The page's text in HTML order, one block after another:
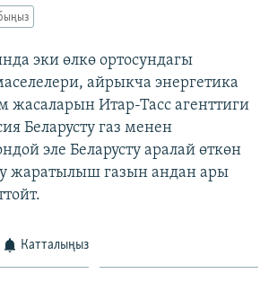
эки өлкө ортосундагы
айрыкча энергетика
жасаларын Итар-Тасс агенттиги
Беларусту газ менен
эле Беларусту аралай өткөн
жаратылыш газын андан ары
Катталыңыз